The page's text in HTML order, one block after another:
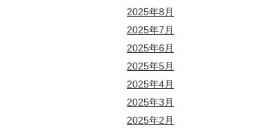
2025年8月
2025年7月
2025年6月
2025年5月
2025年4月
2025年3月
2025年2月